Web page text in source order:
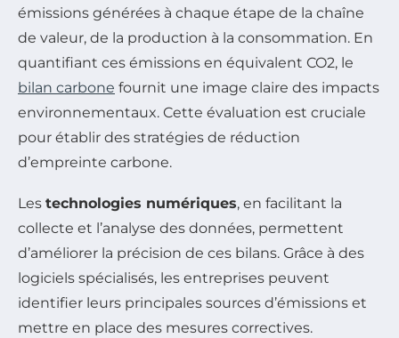
émissions générées à chaque étape de la chaîne
de valeur, de la production à la consommation. En
quantifiant ces émissions en équivalent CO2, le
bilan carbone fournit une image claire des impacts
environnementaux. Cette évaluation est cruciale
pour établir des stratégies de réduction
d’empreinte carbone.
Les technologies numériques, en facilitant la
collecte et l’analyse des données, permettent
d’améliorer la précision de ces bilans. Grâce à des
logiciels spécialisés, les entreprises peuvent
identifier leurs principales sources d’émissions et
mettre en place des mesures correctives.